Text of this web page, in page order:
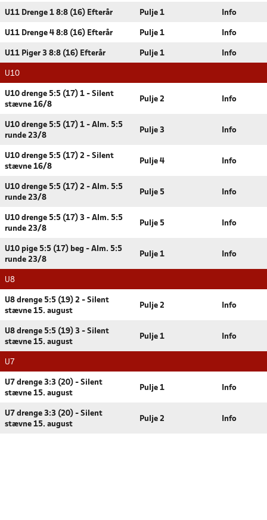
U11 Drenge 1 8:8 (16) Efterår Pulje 1 Info
U11 Drenge 4 8:8 (16) Efterår Pulje 1 Info
U11 Piger 3 8:8 (16) Efterår Pulje 1 Info
U10
U10 drenge 5:5 (17) 1 - Silent
stævne 16/8
Pulje 2 Info
U10 drenge 5:5 (17) 1 - Alm. 5:5
runde 23/8
Pulje 3 Info
U10 drenge 5:5 (17) 2 - Silent
stævne 16/8
Pulje 4 Info
U10 drenge 5:5 (17) 2 - Alm. 5:5
runde 23/8
Pulje 5 Info
U10 drenge 5:5 (17) 3 - Alm. 5:5
runde 23/8
Pulje 5 Info
U10 pige 5:5 (17) beg - Alm. 5:5
runde 23/8
Pulje 1 Info
U8
U8 drenge 5:5 (19) 2 - Silent
stævne 15. august
Pulje 2 Info
U8 drenge 5:5 (19) 3 - Silent
stævne 15. august
Pulje 1 Info
U7
U7 drenge 3:3 (20) - Silent
stævne 15. august
Pulje 1 Info
U7 drenge 3:3 (20) - Silent
stævne 15. august
Pulje 2 Info